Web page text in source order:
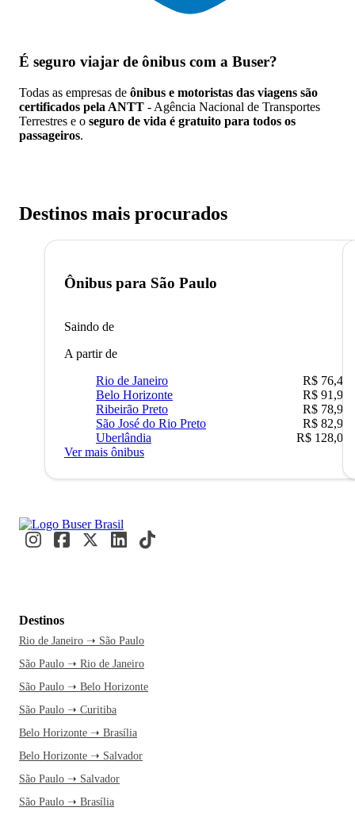
É seguro viajar de ônibus com a Buser?
Todas as empresas de ônibus e motoristas das viagens são
certificados pela ANTT - Agência Nacional de Transportes
Terrestres e o seguro de vida é gratuito para todos os
passageiros.
Destinos mais procurados
Ônibus para São Paulo
Saindo de
A partir de
Rio de Janeiro
R$ 76,42
Belo Horizonte
R$ 91,90
Ribeirão Preto
R$ 78,90
São José do Rio Preto
R$ 82,90
Uberlândia
R$ 128,05
Ver mais ônibus
Destinos
Rio de Janeiro ➝ São Paulo
São Paulo ➝ Rio de Janeiro
São Paulo ➝ Belo Horizonte
São Paulo ➝ Curitiba
Belo Horizonte ➝ Brasília
Belo Horizonte ➝ Salvador
São Paulo ➝ Salvador
São Paulo ➝ Brasília